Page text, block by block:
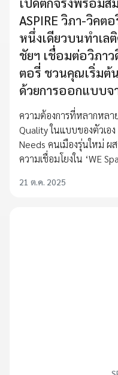
ASPIRE วิภา-วิค
หนึ่งเดียวบนทำเล
ชัยฯ เชื่อมต่อวิภาว
ตอรี่ ชวนคุณเริ่มต้
ด้วยการออกแบบจ
ความต้องการที่หลากหล
Quality ในแบบของตัวเอ
Needs คนเมืองรุ่นใหม่ ผ
ความเชื่อมโยงใน ‘WE
21 ต.ค. 2025